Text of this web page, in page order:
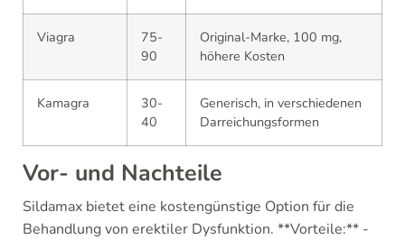
Viagra
75-
90
Original-Marke, 100 mg,
höhere Kosten
Kamagra
30-
40
Generisch, in verschiedenen
Darreichungsformen
Vor- und Nachteile
Sildamax bietet eine kostengünstige Option für die
Behandlung von erektiler Dysfunktion. **Vorteile:** -